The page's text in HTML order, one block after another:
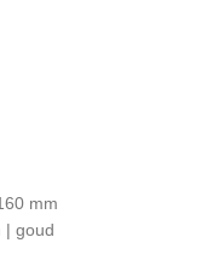
mm
| goud